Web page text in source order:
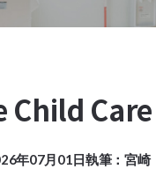
Child Care
年07月01日執筆：宮